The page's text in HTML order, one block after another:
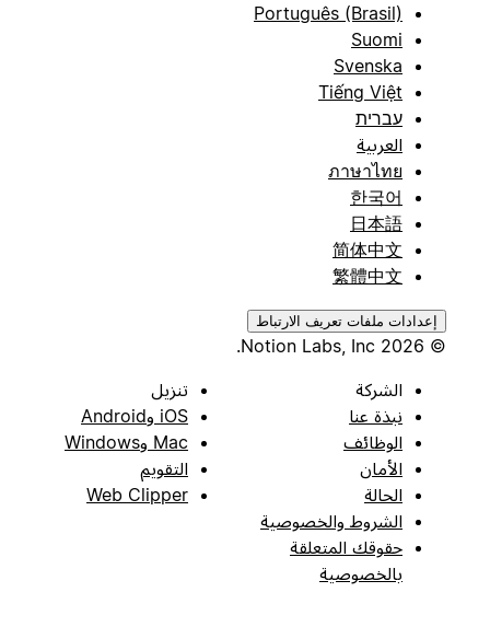
Português (Brasil)
Suomi
Svenska
Tiếng Việt
עברית
العربية
ภาษาไทย
한국어
日本語
简体中文
繁體中文
إعدادات ملفات تعريف الارتباط
الشركة
نبذة عنا
الوظائف
الأمان
الحالة
الشروط والخصوصية
حقوقك المتعلقة
بالخصوصية
تنزيل
iOS وAndroid
Mac وWindows
التقويم
Web Clipper